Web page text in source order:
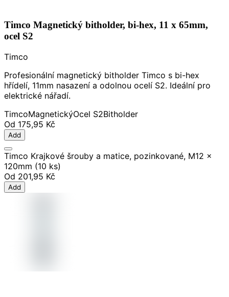
Timco Magnetický bitholder, bi-hex, 11 x 65mm,
ocel S2
Timco
Profesionální magnetický bitholder Timco s bi-hex
hřídelí, 11mm nasazení a odolnou ocelí S2. Ideální pro
elektrické nářadí.
TimcoMagnetickýOcel S2Bitholder
Od 175,95 Kč
Add
Timco Krajkové šrouby a matice, pozinkované, M12 x
120mm (10 ks)
Od 201,95 Kč
Add